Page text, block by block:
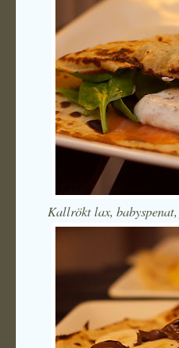
Kallrökt lax,